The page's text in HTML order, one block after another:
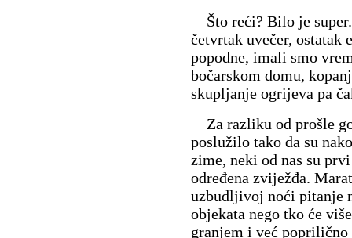
Što reći? Bilo je
četvrtak uvečer, ostatak
popodne, imali smo
bočarskom domu,
skupljanje ogrijeva pa
Za razliku od prošle
poslužilo tako da su
zime, neki od nas su
određena zviježđa.
uzbudljivoj noći pitanje
objekata nego tko će
granjem i već poprilično